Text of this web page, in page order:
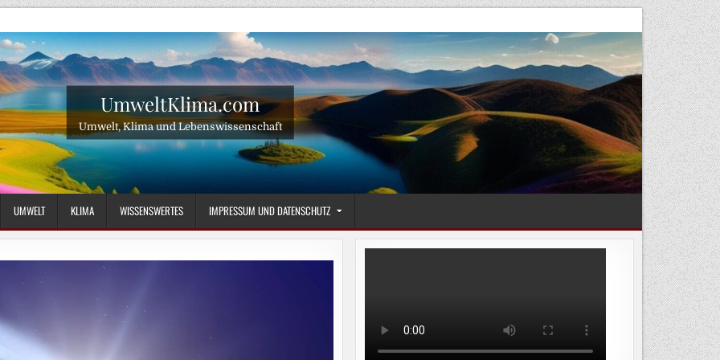
UmweltKlima.com
Umwelt, Klima und Lebenswissenschaft
UMWELT KLIMA WISSENSWERTES IMPRESSUM UND DATENSCHUTZ